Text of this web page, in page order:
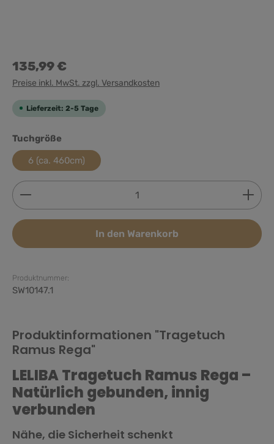
135,99 €
Preise inkl. MwSt. zzgl. Versandkosten
Lieferzeit: 2-5 Tage
Tuchgröße
6 (ca. 460cm)
Produkt Anzahl: Gib den gewünschten Wert ein
In den Warenkorb
Produktnummer:
SW10147.1
Produktinformationen "Tragetuch
Ramus Rega"
LELIBA Tragetuch Ramus Rega –
Natürlich gebunden, innig
verbunden
Nähe, die Sicherheit schenkt